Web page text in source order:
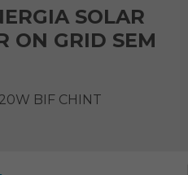
SOLAR
ON GRID SEM
BIF CHINT